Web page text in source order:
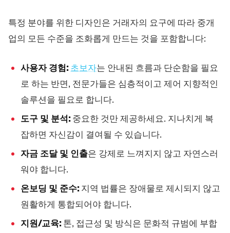
특정 분야를 위한 디자인은 거래자의 요구에 따라 중개
업의 모든 수준을 조화롭게 만드는 것을 포함합니다:
사용자 경험: 초보자는 안내된 흐름과 단순함을 필요
로 하는 반면, 전문가들은 심층적이고 제어 지향적인
솔루션을 필요로 합니다.
도구 및 분석:중요한 것만 제공하세요. 지나치게 복
잡하면 자신감이 결여될 수 있습니다.
자금 조달 및 인출은 강제로 느껴지지 않고 자연스러
워야 합니다.
온보딩 및 준수:지역 법률은 장애물로 제시되지 않고
원활하게 통합되어야 합니다.
지원/교육:톤, 접근성 및 방식은 문화적 규범에 부합